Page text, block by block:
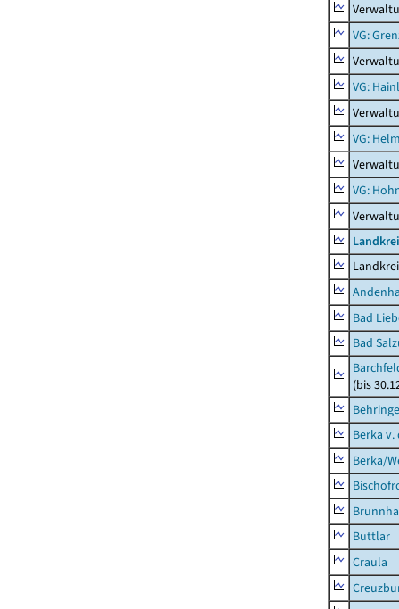
VG:
VG:
VG:
VG:
Bad
Bad
(bis
Berka v.
Berka/
Buttlar
Craula